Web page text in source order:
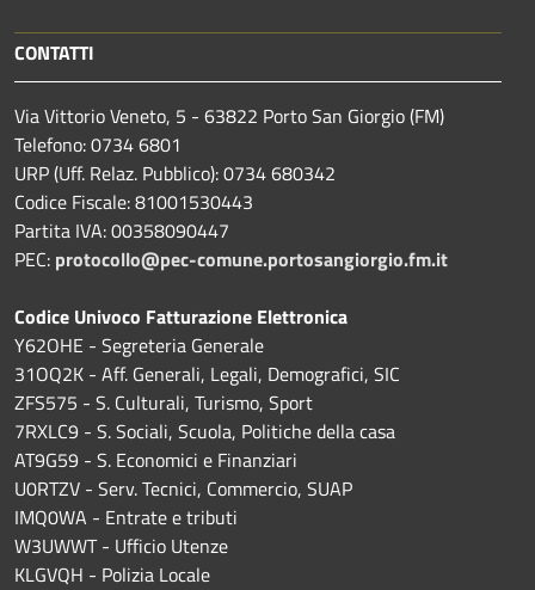
CONTATTI
Via Vittorio Veneto, 5 - 63822 Porto San Giorgio (FM)
Telefono: 0734 6801
URP (Uff. Relaz. Pubblico): 0734 680342
Codice Fiscale: 81001530443
Partita IVA: 00358090447
PEC: protocollo@pec-comune.portosangiorgio.fm.it
Codice Univoco Fatturazione Elettronica
Y62OHE - Segreteria Generale
31OQ2K - Aff. Generali, Legali, Demografici, SIC
ZFS575 - S. Culturali, Turismo, Sport
7RXLC9 - S. Sociali, Scuola, Politiche della casa
AT9G59 - S. Economici e Finanziari
U0RTZV - Serv. Tecnici, Commercio, SUAP
IMQ0WA - Entrate e tributi
W3UWWT - Ufficio Utenze
KLGVQH - Polizia Locale